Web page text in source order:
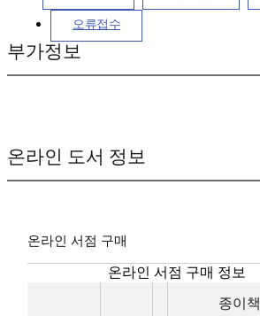
오류접수
부가정보
온라인 도서 정보
온라인 서점 구매
온라인 서점 구매 정보
종이책